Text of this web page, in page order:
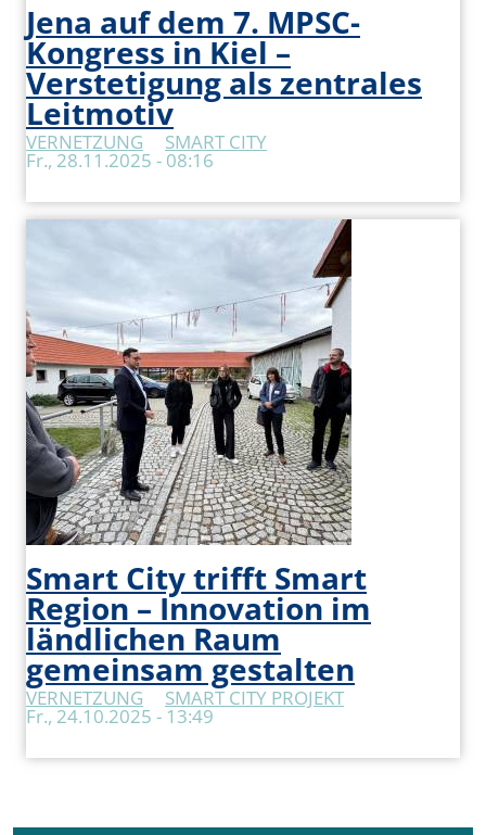
Jena auf dem 7. MPSC-
Kongress in Kiel –
Verstetigung als zentrales
Leitmotiv
VERNETZUNG SMART CITY
Fr., 28.11.2025 - 08:16
Smart City trifft Smart
Region – Innovation im
ländlichen Raum
gemeinsam gestalten
VERNETZUNG SMART CITY PROJEKT
Fr., 24.10.2025 - 13:49